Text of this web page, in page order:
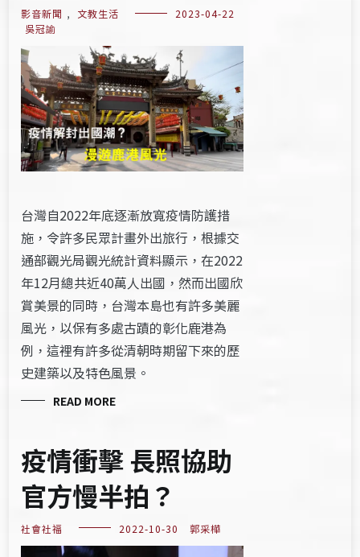
影音新聞 , 文教生活
2023-04-22
吳冠諭
台灣自2022年底逐漸放寬疫情防護措
施，令許多民眾計畫外出旅行，根據交
通部觀光局觀光統計資料顯示，在2022
年12月總共近40萬人出國，然而出國欣
賞美景的同時，台灣本島也有許多美麗
風光，以保有多處古蹟的彰化鹿港為
例，這裡有許多從清朝時期留下來的歷
史建築以及特色風景。
READ MORE
疫情衝擊 長照協助
官方慢半拍？
社會社福 2022-10-30 郭采樺